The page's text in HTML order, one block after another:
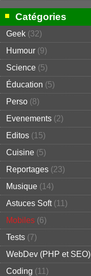
Catégories
Geek (32)
Humour (9)
Science (5)
Éducation (5)
Perso (8)
Evenements (2)
Editos (15)
Cuisine (5)
Reportages (23)
Musique (14)
Astuces Soft(11)
Mobiles (6)
Tests (7)
WebDev (PHP et SEO)
Coding (11)